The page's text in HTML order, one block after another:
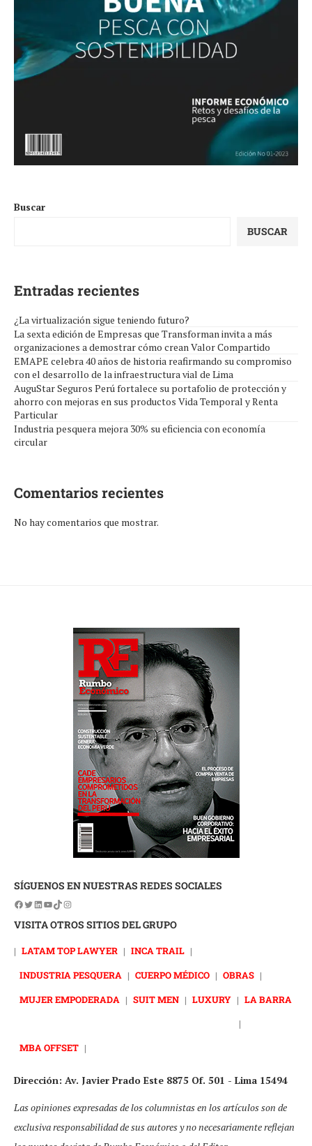
Buscar
BUSCAR
Entradas recientes
¿La virtualización sigue teniendo futuro?
La sexta edición de Empresas que Transforman invita a más
organizaciones a demostrar cómo crean Valor Compartido
EMAPE celebra 40 años de historia reafirmando su compromiso
con el desarrollo de la infraestructura vial de Lima
AuguStar Seguros Perú fortalece su portafolio de protección y
ahorro con mejoras en sus productos Vida Temporal y Renta
Particular
Industria pesquera mejora 30% su eficiencia con economía
circular
Comentarios recientes
No hay comentarios que mostrar.
SÍGUENOS EN NUESTRAS REDES SOCIALES
VISITA OTROS SITIOS DEL GRUPO
| LATAM TOP LAWYER | INCA TRAIL |
INDUSTRIA PESQUERA | CUERPO MÉDICO | OBRAS |
MUJER EMPODERADA | SUIT MEN | LUXURY | LA BARRA
|
MBA OFFSET |
Dirección: Av. Javier Prado Este 8875 Of. 501 - Lima 15494
Las opiniones expresadas de los columnistas en los artículos son de
exclusiva responsabilidad de sus autores y no necesariamente reflejan